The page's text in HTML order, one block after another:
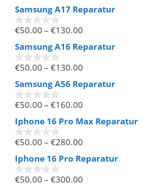
o
n
5
Samsung A17 Reparatur
0
o
n
5
€50.00 – €130.00
Samsung A16 Reparatur
0
o
n
5
€50.00 – €130.00
Samsung A56 Reparatur
0
o
n
5
€50.00 – €160.00
Iphone 16 Pro Max Reparatur
0
o
n
5
€50.00 – €280.00
Iphone 16 Pro Reparatur
0
€50.00 – €300.00